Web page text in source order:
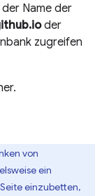
der Name der
der
zugreifen
von
ein
einzubetten,